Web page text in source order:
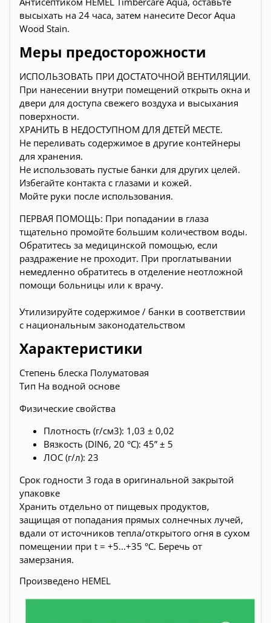
высыхать на 24 часа, затем нанесите Decor Aqua
Wood Stain.
Меры предосторожности
ИСПОЛЬЗОВАТЬ ПРИ ДОСТАТОЧНОЙ ВЕНТИЛЯЦИИ.
При нанесении внутри помещений открыть окна и
двери для доступа свежего воздуха и высыхания
поверхности.
ХРАНИТЬ В НЕДОСТУПНОМ ДЛЯ ДЕТЕЙ МЕСТЕ.
Не переливать содержимое в другие контейнеры
для хранения.
Не использовать пустые банки для других целей.
Избегайте контакта с глазами и кожей.
Мойте руки после использования.
ПЕРВАЯ ПОМОЩЬ: При попадании в глаза
тщательно промойте большим количеством воды.
Обратитесь за медицинской помощью, если
раздражение не проходит. При проглатывании
немедленно обратитесь в отделение неотложной
помощи больницы или к врачу.
Утилизируйте содержимое / банки в соответствии
с национальным законодательством
Характеристики
Степень блеска Полуматовая
Тип На водной основе
Физические свойства
Плотность (г/см3): 1,03 ± 0,02
Вязкость (DIN6, 20 °C): 45” ± 5
ЛОС (г/л): 23
Срок годности 3 года в оригинальной закрытой
упаковке
Хранить отдельно от пищевых продуктов,
защищая от попадания прямых солнечных лучей,
вдали от источников тепла/открытого огня в сухом
помещении при t = +5...+35 °С. Беречь от
замерзания.
Произведено HEMEL